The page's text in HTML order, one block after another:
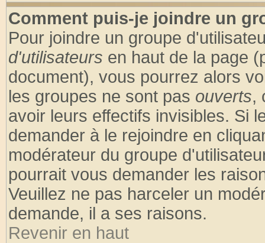
Comment puis-je joindre un
Pour joindre un groupe
d'utilisateurs en haut de la page
document), vous pourrez alors
les groupes ne sont pas ouverts,
avoir leurs effectifs invisibles. Si
demander à le rejoindre en
modérateur du groupe
pourrait vous demander les
Veuillez ne pas harceler un
demande, il a ses raisons.
Revenir en haut